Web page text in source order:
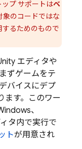
プ サポートはベ
象のコードではな
するためのもので
エディタや
ずゲームをテ
バイスにデプ
ます。このワー
、
タ内で実行で
トが用意され